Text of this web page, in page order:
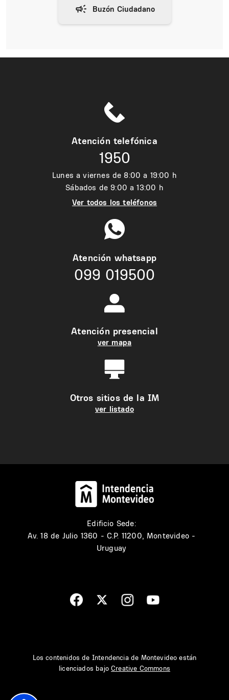
Atención telefónica
1950
Lunes a viernes de 8:00 a 19:00 h
Sábados de 9:00 a 13:00 h
Ver todos los teléfonos
Atención whatsapp
099 019500
Atención presencial
ver mapa
Otros sitios de la IM
ver listado
Edificio Sede:
Av. 18 de Julio 1360 - C.P. 11200, Montevideo -
Uruguay
Los contenidos de Intendencia de Montevideo están
licenciados bajoCreative Commons